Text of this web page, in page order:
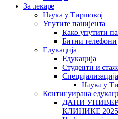
За лекаре
Наука у Тиршовој
Упутите пацијента
Како упутити
Битни телефони
Едукација
Едукација
Студенти и
Специјализација
Наука у
Континуирана
ДАНИ
КЛИНИКЕ 2025